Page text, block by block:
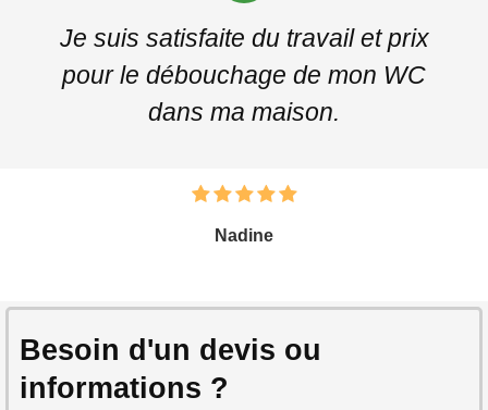
Je suis satisfaite du travail et prix
pour le débouchage de mon WC
dans ma maison.
Nadine
Besoin d'un devis ou
informations ?